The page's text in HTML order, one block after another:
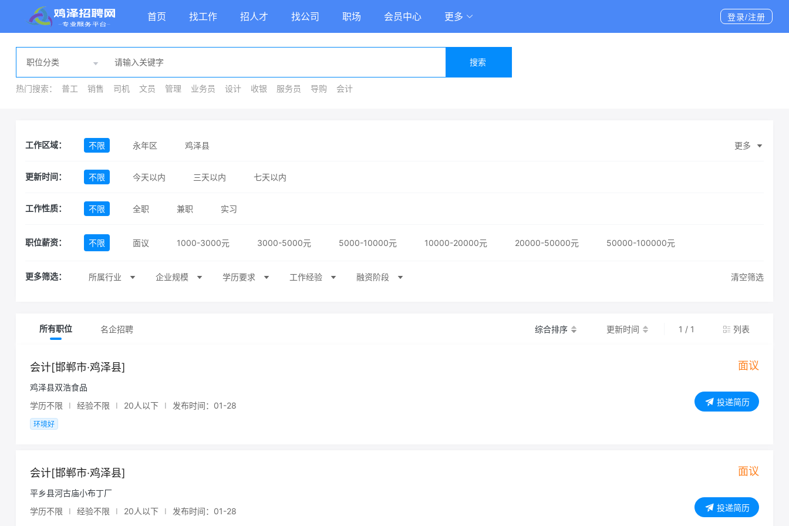
首页 找工作 招人才 找公司 职场 会员中心 更多 登录/注册
搜索
热门搜索： 普工 销售 司机 文员 管理 业务员 设计 收银 服务员 导购 会计
工作区域： 不限 永年区 鸡泽县 更多
更新时间： 不限 今天以内 三天以内 七天以内
工作性质： 不限 全职 兼职 实习
职位薪资： 不限 面议 1000-3000元 3000-5000元 5000-10000元 10000-20000元 20000-50000元 50000-100000元
更多筛选： 所属行业 企业规模 学历要求 工作经验 融资阶段 清空筛选
所有职位 名企招聘 综合排序 更新时间 1 / 1 列表
会计[邯郸市·鸡泽县]
鸡泽县双浩食品
学历不限
I 经验不限 I 20人以下 I 发布时间：01-28
面议
投递简历
环境好
会计[邯郸市·鸡泽县]
平乡县河古庙小布丁厂
学历不限
I 经验不限 I 20人以下 I 发布时间：01-28
面议
投递简历